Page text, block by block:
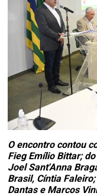
O encontro contou
Fieg Emílio Bittar;
Joel Sant'Anna
Brasil, Cíntia
Dantas e Marcos